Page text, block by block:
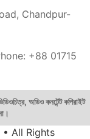
Chandpur-
+88 01715
অডিও কনটেন্ট কপিরাইট
All Rights